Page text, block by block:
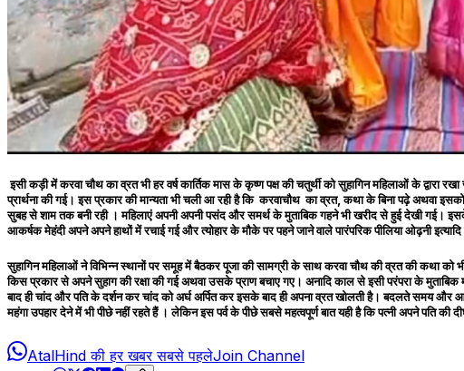
इसी कड़ी में करवा चौथ का व्रत भी हर वर्ष कार्तिक मास के कृष्ण पक्ष की चतुर्थी को सुहागिन महिलाओं के
प्रार्थना की गई। इस प्रकार की मान्यता भी चली आ रही है कि करवाचौथ का व्रत, कथा के बिना पढ़े अथवा
सुबह से शाम तक बनी रही । महिलाएं अपनी अपनी पसंद और समर्थ के मुताबिक गहने भी खरीद से हुई देखी गई। इसके
आकर्षक मेहंदी अपने अपने हाथों में रचाई गई और त्योहार के मौके पर पहने जाने वाले पारंपरिक पीलिया ओढ़नी
सुहागिन महिलाओं ने विभिन्न स्थानों पर समूह में बैठकर पूजा की सामग्री के साथ करवा चौथ की व्रत की कथा
किस प्रकार से अपने सुहाग की रक्षा की गई अथवा उसके प्राण बचाए गए। अनादि काल से इसी परंपरा के मुताबिक
बाद ही चांद और पति के दर्शन कर चांद को अर्घ अर्पित कर इसके बाद ही अपना व्रत खोलती है। बदलते समय और
महंगा उपहार देने में भी पीछे नहीं रहते हैं । लेकिन इस पर्व के पीछे सबसे महत्वपूर्ण बात यही है कि पत्नी अपने पति
AtalHind की हर खबर सबसे पहलेJoin Channel